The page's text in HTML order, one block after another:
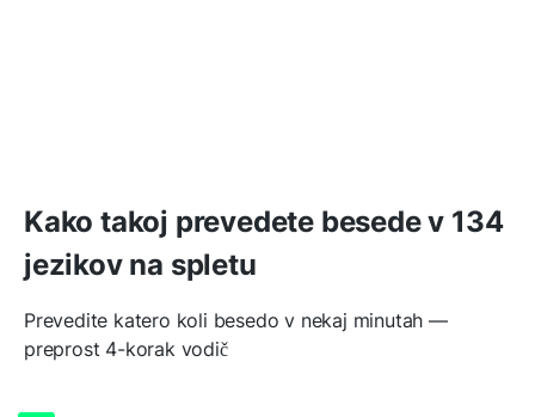
Kako takoj prevedete besede v 134
jezikov na spletu
Prevedite katero koli besedo v nekaj minutah —
preprost 4-korak vodič